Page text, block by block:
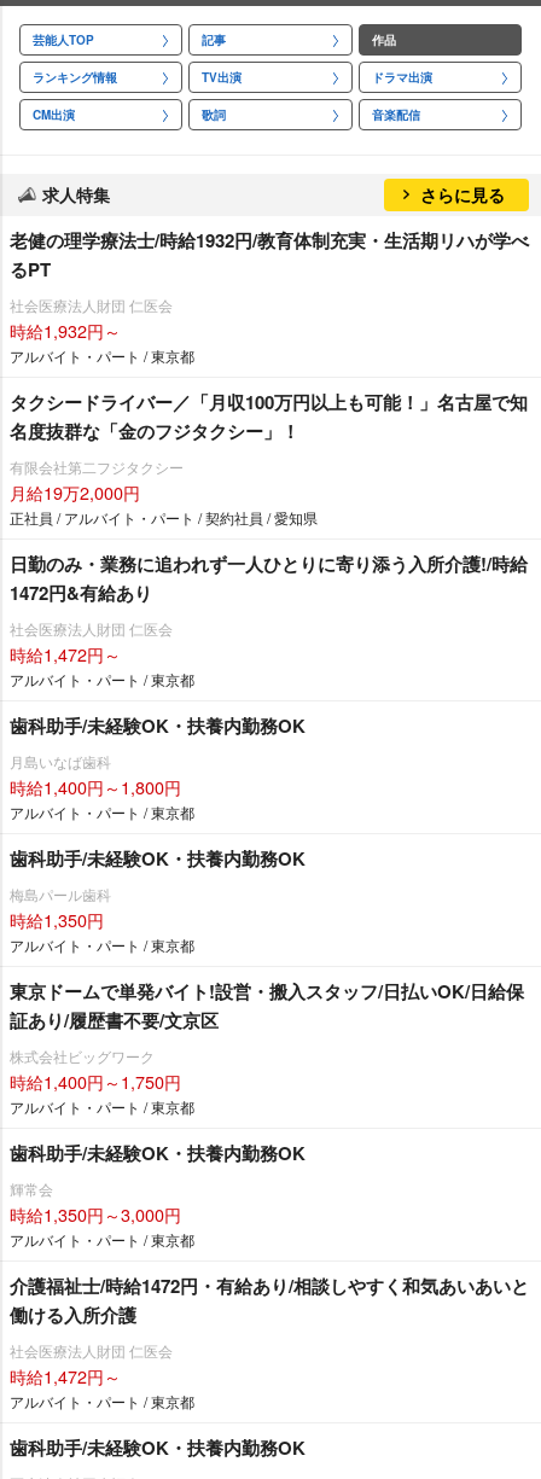
芸能人TOP 記事 作品
ランキング情報 TV出演 ドラマ出演
CM出演 歌詞 音楽配信
求人特集 さらに見る
老健の理学療法士/時給1932円/教育体制充実・生活期リハが学べ
るPT
社会医療法人財団 仁医会
時給1,932円～
アルバイト・パート / 東京都
タクシードライバー／「月収100万円以上も可能！」名古屋で知
名度抜群な「金のフジタクシー」！
有限会社第二フジタクシー
月給19万2,000円
正社員 / アルバイト・パート / 契約社員 / 愛知県
日勤のみ・業務に追われず一人ひとりに寄り添う入所介護!/時給
1472円&有給あり
社会医療法人財団 仁医会
時給1,472円～
アルバイト・パート / 東京都
歯科助手/未経験OK・扶養内勤務OK
月島いなば歯科
時給1,400円～1,800円
アルバイト・パート / 東京都
歯科助手/未経験OK・扶養内勤務OK
梅島パール歯科
時給1,350円
アルバイト・パート / 東京都
東京ドームで単発バイト!設営・搬入スタッフ/日払いOK/日給保
証あり/履歴書不要/文京区
株式会社ビッグワーク
時給1,400円～1,750円
アルバイト・パート / 東京都
歯科助手/未経験OK・扶養内勤務OK
輝常会
時給1,350円～3,000円
アルバイト・パート / 東京都
介護福祉士/時給1472円・有給あり/相談しやすく和気あいあいと
働ける入所介護
社会医療法人財団 仁医会
時給1,472円～
アルバイト・パート / 東京都
歯科助手/未経験OK・扶養内勤務OK